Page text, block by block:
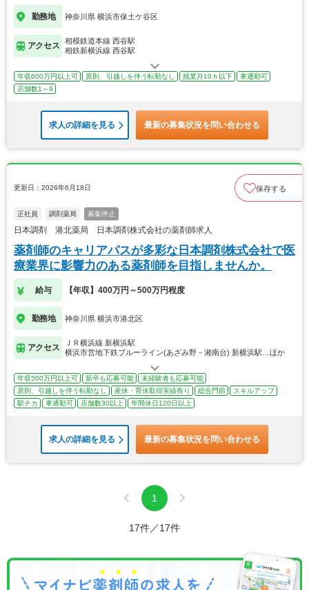
勤務地 神奈川県 横浜市保土ケ谷区
アクセス
相模鉄道本線 西谷駅
相鉄新横浜線 西谷駅
年収600万円以上可 原則、引越しを伴う転勤なし 残業月10ｈ以下
車通勤可
店舗数1～9
求人の詳細を見る 最新の募集状況を問い合わせる
更新日：2026年6月18日 保存する
正社員 調剤薬局 募集停止
日本調剤 港北薬局 日本調剤株式会社の薬剤師求人
薬剤師のキャリアパスが多彩な日本調剤株式会社で医
療業界に影響力のある薬剤師を目指しませんか。
給与 【年収】400万円～500万円程度
勤務地 神奈川県 横浜市港北区
アクセス
ＪＲ横浜線 新横浜駅
横浜市営地下鉄ブルーライン(あざみ野－湘南台) 新横浜駅…ほか
年収500万円以上可 新卒も応募可能
未経験者も応募可能
原則、引越しを伴う転勤なし
産休・育休取得実績有り 総合門前
スキルアップ
駅チカ
車通勤可 店舗数30以上 年間休日120日以上
求人の詳細を見る 最新の募集状況を問い合わせる
1
17件／17件